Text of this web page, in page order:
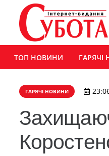
ТОП НОВИНИ
ГАРЯЧІ НОВИНИ